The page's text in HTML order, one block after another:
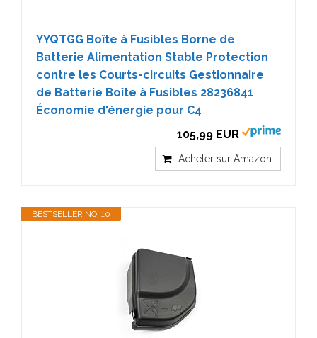
YYQTGG Boîte à Fusibles Borne de
Batterie Alimentation Stable Protection
contre les Courts-circuits Gestionnaire
de Batterie Boîte à Fusibles 28236841
Économie d'énergie pour C4
105,99 EUR
Acheter sur Amazon
BESTSELLER NO. 10